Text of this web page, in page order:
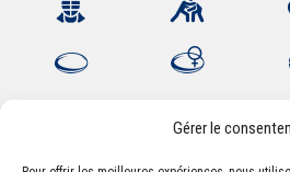
Gérer le